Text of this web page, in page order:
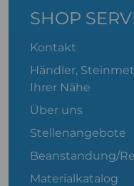
SHOP
Kontakt
Händler,
Ihrer Nähe
Über uns
Stellenangebote
Beanstandung/
Materialkatalog